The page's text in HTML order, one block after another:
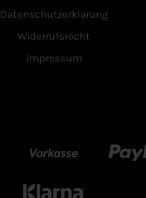
Datenschutzerklärung
Widerrufsrecht
Impressum
Vorkasse Paypal